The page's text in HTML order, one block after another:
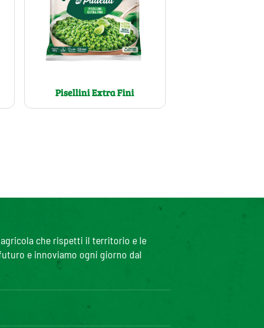
Pisellini Extra Fini
agricola che rispetti il territorio e le
e innoviamo ogni giorno dal